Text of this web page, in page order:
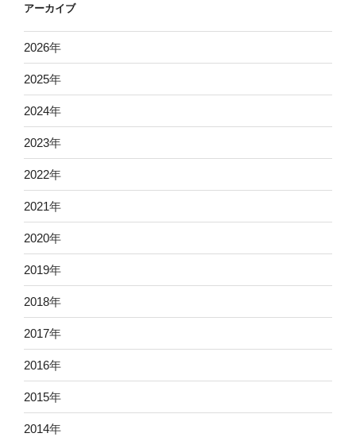
アーカイブ
2026年
2025年
2024年
2023年
2022年
2021年
2020年
2019年
2018年
2017年
2016年
2015年
2014年